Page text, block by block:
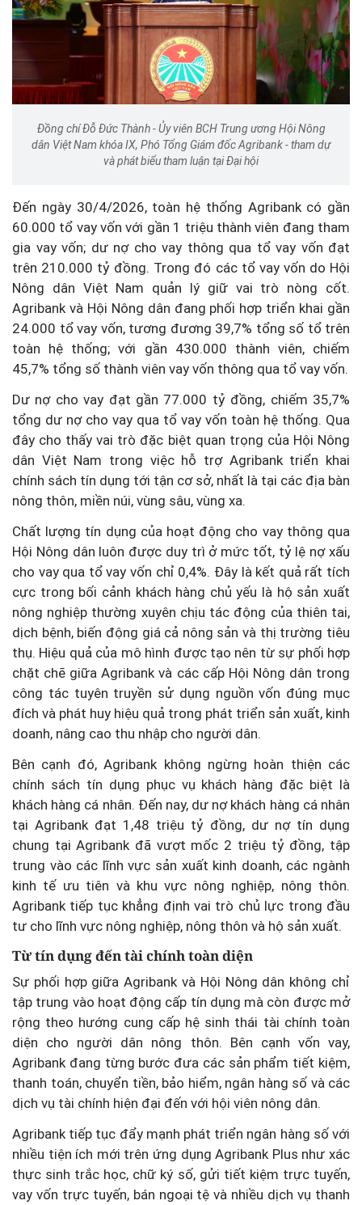
Đồng chí Đỗ Đức Thành - Ủy viên BCH Trung ương Hội Nông
dân Việt Nam khóa IX, Phó Tổng Giám đốc Agribank - tham dự
và phát biểu tham luận tại Đại hội
Đến ngày 30/4/2026, toàn hệ thống Agribank có gần
60.000 tổ vay vốn với gần 1 triệu thành viên đang tham
gia vay vốn; dư nợ cho vay thông qua tổ vay vốn đạt
trên 210.000 tỷ đồng. Trong đó các tổ vay vốn do Hội
Nông dân Việt Nam quản lý giữ vai trò nòng cốt.
Agribank và Hội Nông dân đang phối hợp triển khai gần
24.000 tổ vay vốn, tương đương 39,7% tổng số tổ trên
toàn hệ thống; với gần 430.000 thành viên, chiếm
45,7% tổng số thành viên vay vốn thông qua tổ vay vốn.
Dư nợ cho vay đạt gần 77.000 tỷ đồng, chiếm 35,7%
tổng dư nợ cho vay qua tổ vay vốn toàn hệ thống. Qua
đây cho thấy vai trò đặc biệt quan trọng của Hội Nông
dân Việt Nam trong việc hỗ trợ Agribank triển khai
chính sách tín dụng tới tận cơ sở, nhất là tại các địa bàn
nông thôn, miền núi, vùng sâu, vùng xa.
Chất lượng tín dụng của hoạt động cho vay thông qua
Hội Nông dân luôn được duy trì ở mức tốt, tỷ lệ nợ xấu
cho vay qua tổ vay vốn chỉ 0,4%. Đây là kết quả rất tích
cực trong bối cảnh khách hàng chủ yếu là hộ sản xuất
nông nghiệp thường xuyên chịu tác động của thiên tai,
dịch bệnh, biến động giá cả nông sản và thị trường tiêu
thụ. Hiệu quả của mô hình được tạo nên từ sự phối hợp
chặt chẽ giữa Agribank và các cấp Hội Nông dân trong
công tác tuyên truyền sử dụng nguồn vốn đúng mục
đích và phát huy hiệu quả trong phát triển sản xuất, kinh
doanh, nâng cao thu nhập cho người dân.
Bên cạnh đó, Agribank không ngừng hoàn thiện các
chính sách tín dụng phục vụ khách hàng đặc biệt là
khách hàng cá nhân. Đến nay, dư nợ khách hàng cá nhân
tại Agribank đạt 1,48 triệu tỷ đồng, dư nợ tín dụng
chung tại Agribank đã vượt mốc 2 triệu tỷ đồng, tập
trung vào các lĩnh vực sản xuất kinh doanh, các ngành
kinh tế ưu tiên và khu vực nông nghiệp, nông thôn.
Agribank tiếp tục khẳng định vai trò chủ lực trong đầu
tư cho lĩnh vực nông nghiệp, nông thôn và hộ sản xuất.
Từ tín dụng đến tài chính toàn diện
Sự phối hợp giữa Agribank và Hội Nông dân không chỉ
tập trung vào hoạt động cấp tín dụng mà còn được mở
rộng theo hướng cung cấp hệ sinh thái tài chính toàn
diện cho người dân nông thôn. Bên cạnh vốn vay,
Agribank đang từng bước đưa các sản phẩm tiết kiệm,
thanh toán, chuyển tiền, bảo hiểm, ngân hàng số và các
dịch vụ tài chính hiện đại đến với hội viên nông dân.
Agribank tiếp tục đẩy mạnh phát triển ngân hàng số với
nhiều tiện ích mới trên ứng dụng Agribank Plus như xác
thực sinh trắc học, chữ ký số, gửi tiết kiệm trực tuyến,
vay vốn trực tuyến, bán ngoại tệ và nhiều dịch vụ thanh